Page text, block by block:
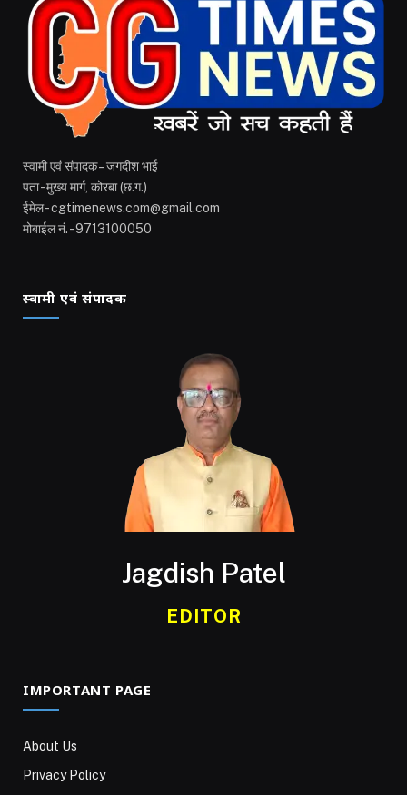
स्वामी एवं संपादक – जगदीश भाई
पता - मुख्य मार्ग, कोरबा (छ.ग.)
ईमेल - cgtimenews.com@gmail.com
मोबाईल नं. - 9713100050
स्वामी एवं संपादक
Jagdish Patel
EDITOR
IMPORTANT PAGE
About Us
Privacy Policy